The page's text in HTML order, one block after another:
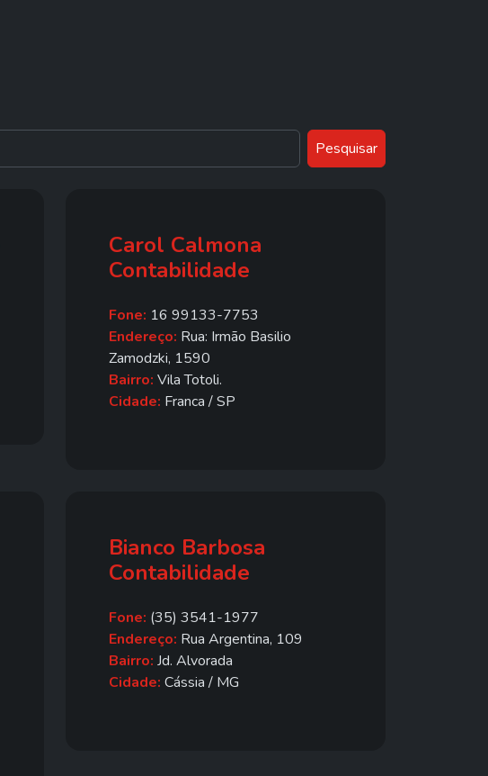
Pesquisar
Carol Calmona
Contabilidade
Fone: 16 99133-7753
Endereço: Rua: Irmão Basilio
Zamodzki, 1590
Bairro: Vila Totoli.
Cidade: Franca / SP
Bianco Barbosa
Contabilidade
Fone: (35) 3541-1977
Endereço: Rua Argentina, 109
Bairro: Jd. Alvorada
Cidade: Cássia / MG